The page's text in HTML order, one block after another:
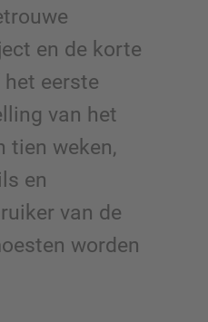
en de korte
eerste
van het
tien weken,
en
van de
worden